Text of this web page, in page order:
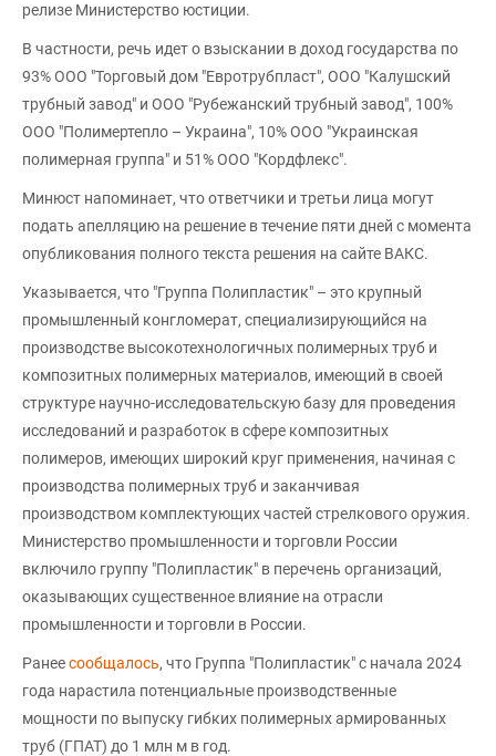
релизе Министерство юстиции.
В частности, речь идет о взыскании в доход государства по
93% ООО "Торговый дом "Евротрубпласт", ООО "Калушский
трубный завод" и ООО "Рубежанский трубный завод", 100%
ООО "Полимертепло – Украина", 10% ООО "Украинская
полимерная группа" и 51% ООО "Кордфлекс".
Минюст напоминает, что ответчики и третьи лица могут
подать апелляцию на решение в течение пяти дней с момента
опубликования полного текста решения на сайте ВАКС.
Указывается, что "Группа Полипластик" – это крупный
промышленный конгломерат, специализирующийся на
производстве высокотехнологичных полимерных труб и
композитных полимерных материалов, имеющий в своей
структуре научно-исследовательскую базу для проведения
исследований и разработок в сфере композитных
полимеров, имеющих широкий круг применения, начиная с
производства полимерных труб и заканчивая
производством комплектующих частей стрелкового оружия.
Министерство промышленности и торговли России
включило группу "Полипластик" в перечень организаций,
оказывающих существенное влияние на отрасли
промышленности и торговли в России.
Ранеесообщалось, что Группа "Полипластик" с начала 2024
года нарастила потенциальные производственные
мощности по выпуску гибких полимерных армированных
труб (ГПАТ) до 1 млн м в год.